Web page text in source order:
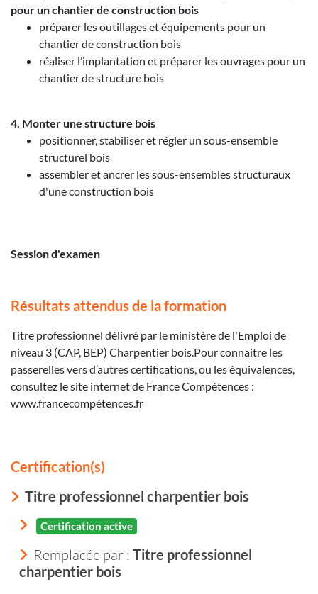
pour un chantier de construction bois
préparer les outillages et équipements pour un
chantier de construction bois
réaliser l’implantation et préparer les ouvrages pour un
chantier de structure bois
4. Monter une structure bois
positionner, stabiliser et régler un sous-ensemble
structurel bois
assembler et ancrer les sous-ensembles structuraux
d'une construction bois
Session d'examen
Résultats attendus de la formation
Titre professionnel délivré par le ministère de l'Emploi de
niveau 3 (CAP, BEP) Charpentier bois.Pour connaitre les
passerelles vers d’autres certifications, ou les équivalences,
consultez le site internet de France Compétences :
www.francecompétences.fr
Certification(s)
Titre professionnel charpentier bois
Certification active
Remplacée par : Titre professionnel
charpentier bois